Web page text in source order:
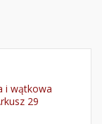
i wątkowa
29